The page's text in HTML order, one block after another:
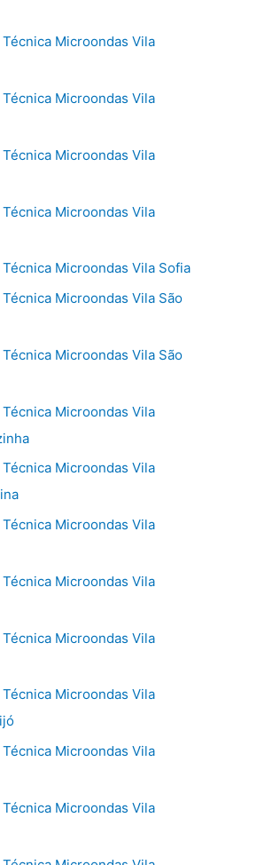
Microondas Vila
Microondas Vila
Microondas Vila
Microondas Vila
Microondas Vila Sofia
Microondas Vila São
Microondas Vila São
Microondas Vila
Microondas Vila
Microondas Vila
Microondas Vila
Microondas Vila
Microondas Vila
Microondas Vila
Microondas Vila